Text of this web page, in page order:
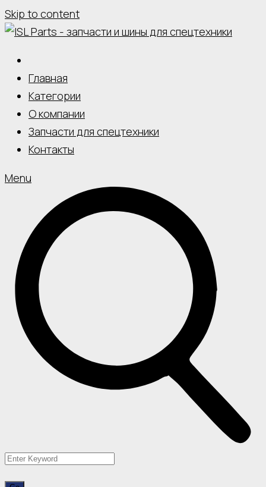
Skip to content
Главная
Категории
О компании
Запчасти для спецтехники
Контакты
Menu